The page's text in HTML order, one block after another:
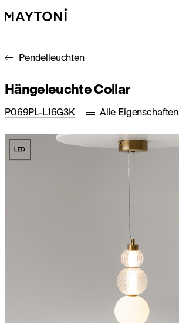
Pendelleuchten
Hängeleuchte Collar
P069PL-L16G3K Alle Eigenschaften